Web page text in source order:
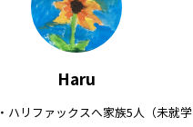
Haru
ハリファックスへ家族5人（未就学